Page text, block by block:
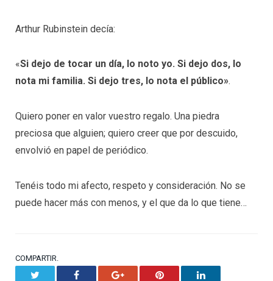
Arthur Rubinstein decía:
«Si dejo de tocar un día, lo noto yo. Si dejo dos, lo
nota mi familia. Si dejo tres, lo nota el público».
Quiero poner en valor vuestro regalo. Una piedra
preciosa que alguien; quiero creer que por descuido,
envolvió en papel de periódico.
Tenéis todo mi afecto, respeto y consideración. No se
puede hacer más con menos, y el que da lo que tiene…
COMPARTIR.
Facebook Google+ Pinterest LinkedIn